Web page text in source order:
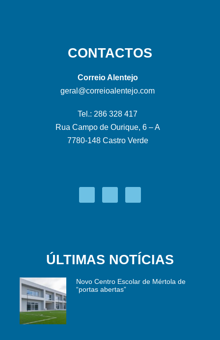
CONTACTOS
Correio Alentejo
geral@correioalentejo.com
Tel.: 286 328 417
Rua Campo de Ourique, 6 – A
7780-148 Castro Verde
ÚLTIMAS NOTÍCIAS
Novo Centro Escolar de Mértola de
“portas abertas”